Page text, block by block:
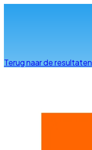
Terug naar de resultaten